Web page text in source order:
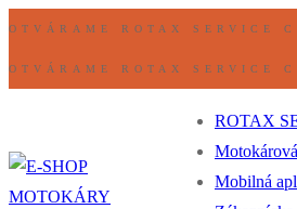
Preskočiť
Ponuka
Zavrieť
OTVÁRAME ROTAX SERVICE
OTVÁRAME ROTAX SERVICE
ROTAX
Mobilná